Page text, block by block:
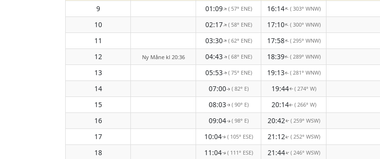
9
01:09↑( 57° ENE) 16:14↑( 303° WNW)
10
02:17↑( 58° ENE) 17:10↑( 300° WNW)
11
03:30↑( 62° ENE) 17:58↑( 295° WNW)
12
Ny Måne kl 20:36 04:43↑( 68° ENE) 18:39↑( 289° WNW)
13
05:53↑( 75° ENE) 19:13↑( 281° WNW)
14
07:00↑( 82° E) 19:44↑ ( 274° W)
15
08:03↑ ( 90° E) 20:14↑ ( 266° W)
16
09:04↑( 98° E) 20:42↑( 259° WSW)
17
10:04↑( 105° ESE) 21:12↑( 252° WSW)
18
11:04↑( 111° ESE) 21:44↑( 246° WSW)